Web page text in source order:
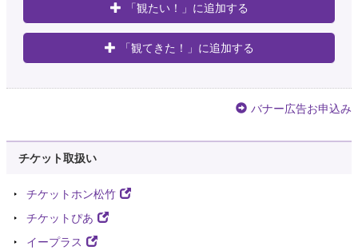
「観たい！」に追加する
「観てきた！」に追加する
バナー広告お申込み
チケット取扱い
チケットホン松竹
チケットぴあ
イープラス